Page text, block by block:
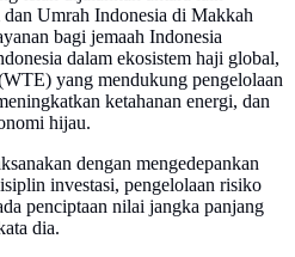
Umrah Indonesia di Makkah
bagi jemaah Indonesia
dalam ekosistem haji global,
yang mendukung pengelolaan
ketahanan energi, dan
hijau.
dengan mengedepankan
investasi, pengelolaan risiko
penciptaan nilai jangka panjang
dia.